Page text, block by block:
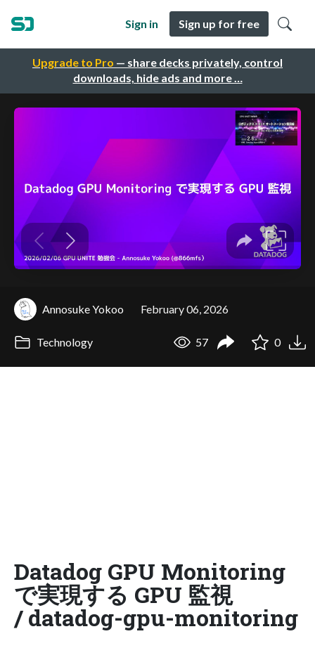
Upgrade to Pro — share decks privately, control
downloads, hide ads and more …
Sign in Sign up for free
Annosuke Yokoo February 06, 2026
Technology 57 0
Datadog GPU Monitoring
で実現する GPU 監視
/ datadog-gpu-monitoring